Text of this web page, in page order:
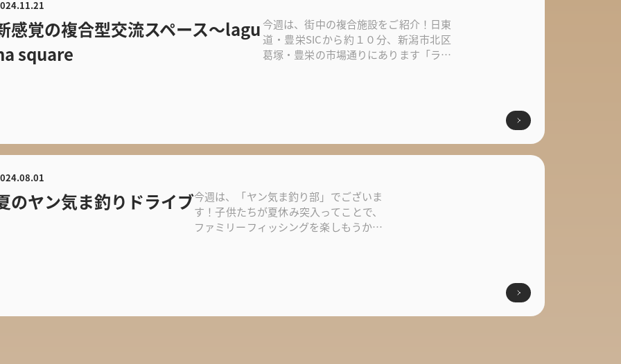
感覚の複合型交流スペース〜lagu
square
今週は、街中の複合施設をご紹介！日東
道・豊栄SICから約１０分、新潟市北区
葛塚・豊栄の市場通りにあります「ラグ
のヤン気ま釣りドライブ今週は、「ヤン気ま釣り部」でございま
す！子供たちが夏休み突入ってことで、
ファミリーフィッシングを楽しもうかな